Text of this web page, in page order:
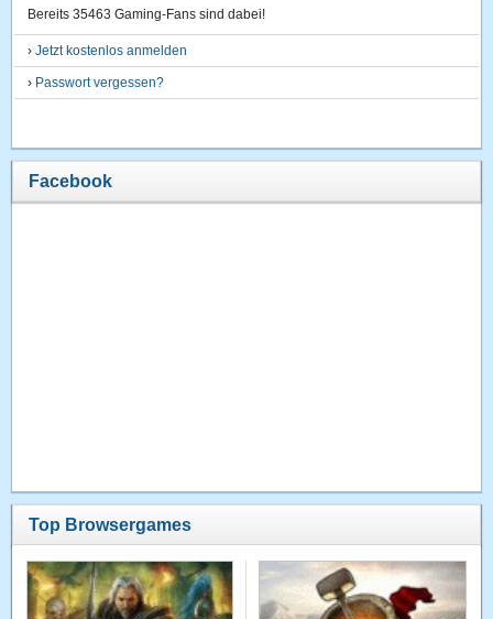
Bereits 35463 Gaming-Fans sind dabei!
›Jetzt kostenlos anmelden
› Passwort vergessen?
Facebook
Top Browsergames